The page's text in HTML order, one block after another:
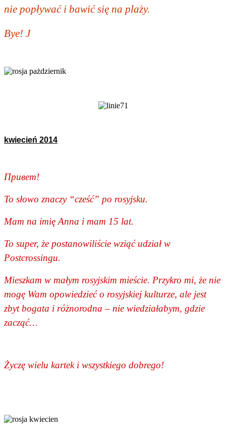
nie popływać i bawić się na plaży.
Bye! J
kwiecień 2014
Πривет!
To słowo znaczy “cześć” po rosyjsku.
Mam na imię Anna i mam 15 lat.
To super, że postanowiliście wziąć udział w
Postcrossingu.
Mieszkam w małym rosyjskim mieście. Przykro mi, że nie
mogę Wam opowiedzieć o rosyjskiej kulturze, ale jest
zbyt bogata i różnorodna – nie wiedziałabym, gdzie
zacząć…
Życzę wielu kartek i wszystkiego dobrego!